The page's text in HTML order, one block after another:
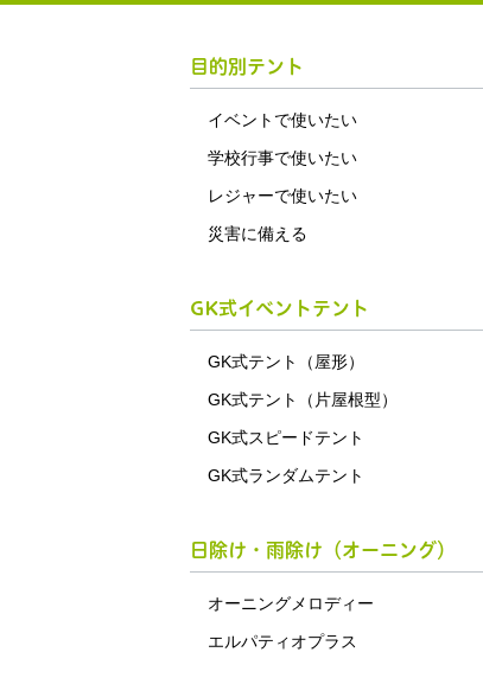
目的別テント
イベントで使いたい
学校行事で使いたい
レジャーで使いたい
災害に備える
GK式イベントテント
GK式テント（屋形）
GK式テント（片屋根型）
GK式スピードテント
GK式ランダムテント
日除け・雨除け（オーニング）
オーニングメロディー
エルパティオプラス